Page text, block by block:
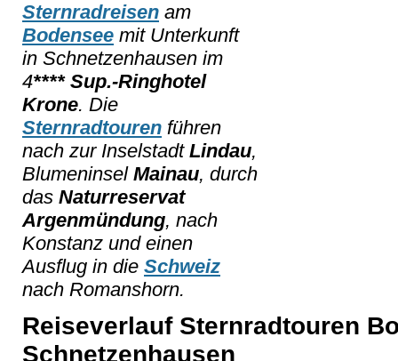
Sternradreisen am
Bodensee mit Unterkunft
in Schnetzenhausen im
4**** Sup.-Ringhotel
Krone. Die
Sternradtouren führen
nach zur Inselstadt Lindau,
Blumeninsel Mainau, durch
das Naturreservat
Argenmündung, nach
Konstanz und einen
Ausflug in die Schweiz
nach Romanshorn.
Reiseverlauf Sternradtouren
Schnetzenhausen